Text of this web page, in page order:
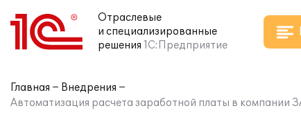
Отраслевые
и специализированные
решения 1С:Предприятие
Главная
Внедрения
Автоматизация расчета заработной платы в